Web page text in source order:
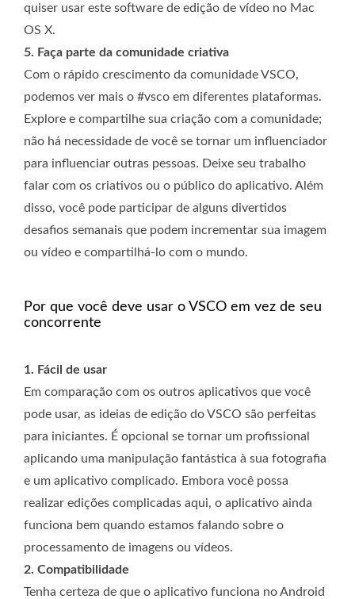
quiser usar este software de edição de vídeo no Mac
OS X.
5. Faça parte da comunidade criativa
Com o rápido crescimento da comunidade VSCO,
podemos ver mais o #vsco em diferentes plataformas.
Explore e compartilhe sua criação com a comunidade;
não há necessidade de você se tornar um influenciador
para influenciar outras pessoas. Deixe seu trabalho
falar com os criativos ou o público do aplicativo. Além
disso, você pode participar de alguns divertidos
desafios semanais que podem incrementar sua imagem
ou vídeo e compartilhá-lo com o mundo.
Por que você deve usar o VSCO em vez de seu
concorrente
1. Fácil de usar
Em comparação com os outros aplicativos que você
pode usar, as ideias de edição do VSCO são perfeitas
para iniciantes. É opcional se tornar um profissional
aplicando uma manipulação fantástica à sua fotografia
e um aplicativo complicado. Embora você possa
realizar edições complicadas aqui, o aplicativo ainda
funciona bem quando estamos falando sobre o
processamento de imagens ou vídeos.
2. Compatibilidade
Tenha certeza de que o aplicativo funciona no Android